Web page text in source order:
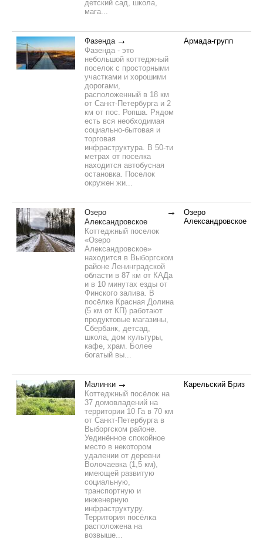
детский сад, школа,
мага...
Фазенда
Фазенда - это
небольшой коттеджный
поселок с просторными
участками и хорошими
дорогами,
расположенный в 18 км
от Санкт-Петербурга и 2
км от пос. Ропша. Рядом
есть вся необходимая
социально-бытовая и
торговая
инфраструктура. В 50-ти
метрах от поселка
находится автобусная
остановка. Поселок
окружен жи...
Армада-групп
Озеро
Александровское
Коттеджный поселок
«Озеро
Александровское»
находится в Выборгском
районе Ленинградской
области в 87 км от КАДа
и в 10 минутах езды от
Финского залива. В
посёлке Красная Долина
(5 км от КП) работают
продуктовые магазины,
Сбербанк, детсад,
школа, дом культуры,
кафе, храм. Более
богатый вы...
Озеро
Александровское
Малинки
Коттеджный посёлок на
37 домовладений на
территории 10 Га в 70 км
от Санкт-Петербурга в
Выборгском районе.
Уединённое спокойное
место в некотором
удалении от деревни
Волочаевка (1,5 км),
имеющей развитую
социальную,
транспортную и
инженерную
инфраструктуру.
Территория посёлка
расположена на
возвыше...
Карельский Бриз